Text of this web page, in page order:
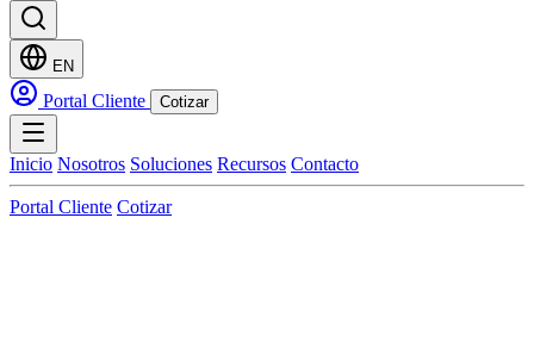
EN
Portal Cliente Cotizar
Inicio Nosotros Soluciones Recursos Contacto
Portal Cliente Cotizar